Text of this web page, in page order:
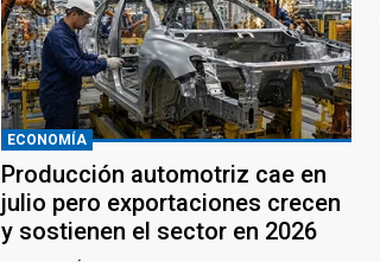
ECONOMÍA
Producción automotriz cae en
julio pero exportaciones crecen
y sostienen el sector en 2026